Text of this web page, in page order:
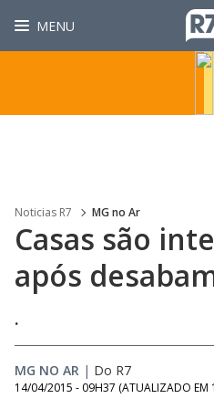
MENU
Noticias R7 MG no Ar
Casas são
após
.
MG NO AR | Do R7
14/04/2015 - 09H37 (ATUALIZADO EM